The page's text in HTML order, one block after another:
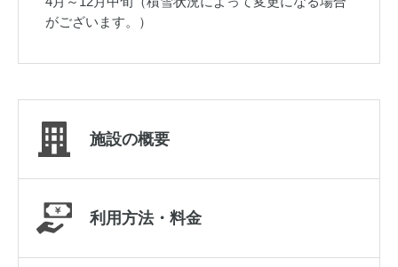
がございます。）
施設の概要
利用方法・料金